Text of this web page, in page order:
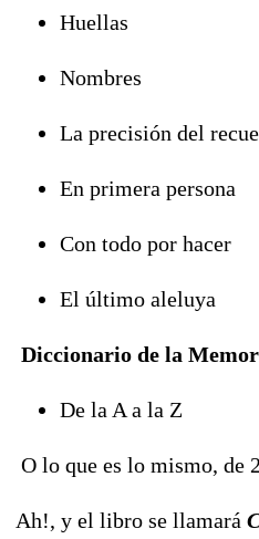
Huellas
Nombres
La precisión del
En primera persona
Con todo por hacer
El último aleluya
Diccionario de la
De la A a la Z
O lo que es lo mismo, de
Ah!, y el libro se llamará